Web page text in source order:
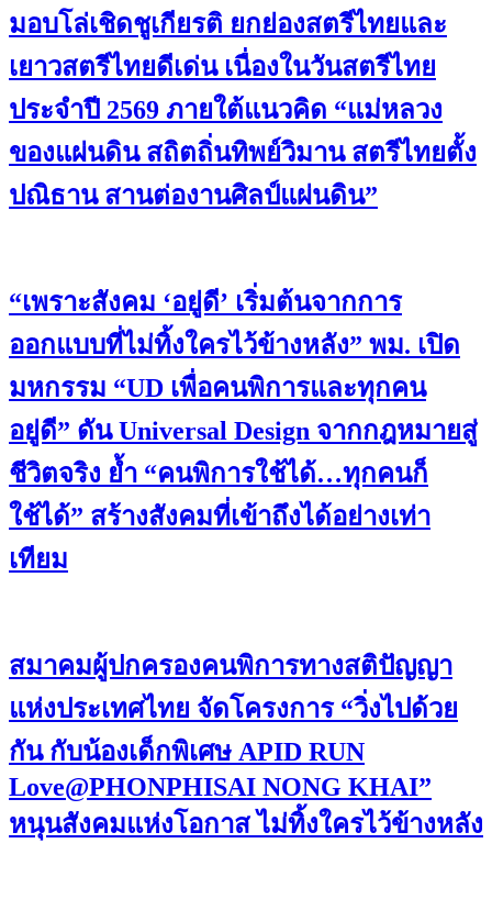
มอบโล่เชิดชูเกียรติ ยกย่องสตรีไทยและ
เยาวสตรีไทยดีเด่น เนื่องในวันสตรีไทย
ประจำปี 2569 ภายใต้แนวคิด “แม่หลวง
ของแผ่นดิน สถิตถิ่นทิพย์วิมาน สตรีไทยตั้ง
ปณิธาน สานต่องานศิลป์แผ่นดิน”
“เพราะสังคม ‘อยู่ดี’ เริ่มต้นจากการ
ออกแบบที่ไม่ทิ้งใครไว้ข้างหลัง” พม. เปิด
มหกรรม “UD เพื่อคนพิการและทุกคน
อยู่ดี” ดัน Universal Design จากกฎหมายสู่
ชีวิตจริง ย้ำ “คนพิการใช้ได้…ทุกคนก็
ใช้ได้” สร้างสังคมที่เข้าถึงได้อย่างเท่า
เทียม
สมาคมผู้ปกครองคนพิการทางสติปัญญา
แห่งประเทศไทย จัดโครงการ “วิ่งไปด้วย
กัน กับน้องเด็กพิเศษ​ APID RUN
Love@PHONPHISAI NONG KHAI”
หนุนสังคมแห่งโอกาส ไม่ทิ้งใครไว้ข้างหลัง